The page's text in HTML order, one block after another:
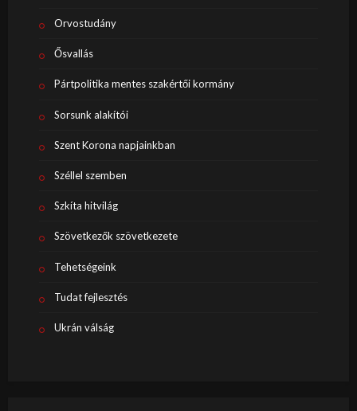
Orvostudány
Ősvallás
Pártpolitika mentes szakértői kormány
Sorsunk alakítói
Szent Korona napjainkban
Széllel szemben
Szkíta hitvilág
Szövetkezők szövetkezete
Tehetségeink
Tudat fejlesztés
Ukrán válság